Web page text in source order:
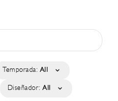
Temporada: All
Diseñador: All